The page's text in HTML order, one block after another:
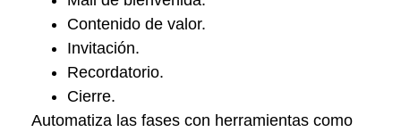
Contenido de valor.
Invitación.
Recordatorio.
Cierre.
Automatiza las fases con herramientas como